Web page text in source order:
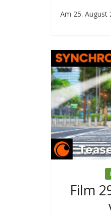
Am 25. August
Film